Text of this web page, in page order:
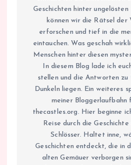
Geschichten hinter ungelösten
können wir die Rätsel der
erforschen und tief in die
eintauchen. Was geschah
Menschen hinter diesen
In diesem Blog lade ich
stellen und die Antworten
Dunkeln liegen. Ein weiteres
meiner Bloggerlaufbahn
thecastles.org. Hier beginne
Reise durch die Geschichte
Schlösser. Haltet inne,
Geschichten entdeckt, die in
alten Gemäuer verborgen